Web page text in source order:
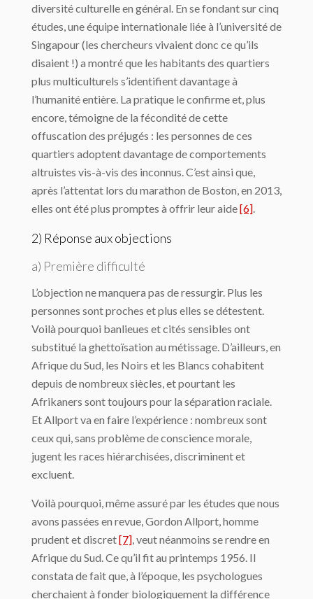
diversité culturelle en général. En se fondant sur cinq
études, une équipe internationale liée à l’université de
Singapour (les chercheurs vivaient donc ce qu’ils
disaient !) a montré que les habitants des quartiers
plus multiculturels s’identifient davantage à
l’humanité entière. La pratique le confirme et, plus
encore, témoigne de la fécondité de cette
offuscation des préjugés : les personnes de ces
quartiers adoptent davantage de comportements
altruistes vis-à-vis des inconnus. C’est ainsi que,
après l’attentat lors du marathon de Boston, en 2013,
elles ont été plus promptes à offrir leur aide[6]
2) Réponse aux objections
a) Première difficulté
L’objection ne manquera pas de ressurgir. Plus les
personnes sont proches et plus elles se détestent.
Voilà pourquoi banlieues et cités sensibles ont
substitué la ghettoïsation au métissage. D’ailleurs, en
Afrique du Sud, les Noirs et les Blancs cohabitent
depuis de nombreux siècles, et pourtant les
Afrikaners sont toujours pour la séparation raciale.
Et Allport va en faire l’expérience : nombreux sont
ceux qui, sans problème de conscience morale,
jugent les races hiérarchisées, discriminent et
excluent.
Voilà pourquoi, même assuré par les études que nous
avons passées en revue, Gordon Allport, homme
prudent et discret[7] , veut néanmoins se rendre en
Afrique du Sud. Ce qu’il fit au printemps 1956. Il
constata de fait que, à l’époque, les psychologues
cherchaient à fonder biologiquement la différence